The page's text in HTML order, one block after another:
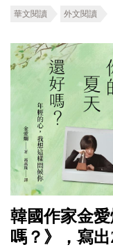
華文閱讀 外文閱讀
韓國作家金
嗎？》，寫